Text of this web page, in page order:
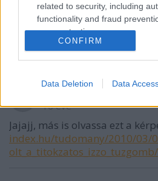
related to security, including
functionality and fraud
user protection.
CONFIRM
Data Deletion Data
Rocko-
16 éve
@Hamster: az ma már a
Hamster
16 éve
Jajajj, más is olvassa ezt a
index.hu/tudomany/2010/03/
olt_a_titokzatos_izzo_tuzgomb/